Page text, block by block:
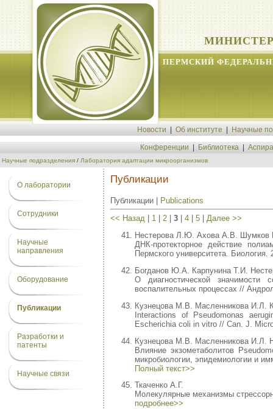
ПЕРМСКИЙ
Новости Об институте Научные
Конференции Библиотека
Научные подразделения / Лаборатория адаптации микроорганизмов
О лаборатории
Сотрудники
Научные
направления
Оборудование
Публикации
Разработки и
патенты
Научные связи
Публикации
Публикации | Publications
<< Назад
1 2 3 4 5
Далее >>
Нестерова Л.Ю. Ахова А.В. Шумков
ДНК-протекторное действие
Пермского университета.
Богданов Ю.А. Карпунина Т.И.
О диагностической
воспалительных процессах //
Кузнецова М.В. Масленникова И.Л.
Interactions of Pseudomonas
Escherichia coli in vitro // Can. J.
Кузнецова М.В. Масленникова И.Л.
Влияние экзометаболитов
микробиологии, эпидемиологии и
Полный текст>>
Ткаченко А.Г.
Молекулярные механизмы
подробнее>>